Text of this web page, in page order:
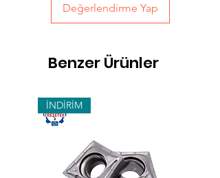
Değerlendirme Yap
Benzer Ürünler
İNDİRİM